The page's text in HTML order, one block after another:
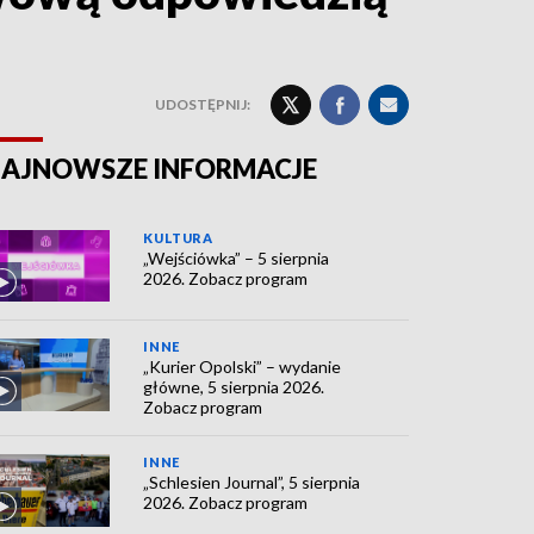
UDOSTĘPNIJ:
INFORMACJE
KULTURA
„Wejściówka” – 5 sierpnia
2026. Zobacz program
INNE
„Kurier Opolski” – wydanie
główne, 5 sierpnia 2026.
Zobacz program
INNE
„Schlesien Journal”, 5 sierpnia
2026. Zobacz program